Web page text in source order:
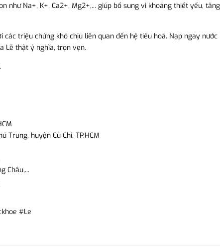
như Na+, K+, Ca2+, Mg2+,... giúp bổ sung vi khoáng thiết yếu,
triệu chứng khó chịu liên quan đến hệ tiêu hoá. Nạp ngay nước
Lễ thật ý nghĩa, trọn vẹn.
Trung, huyện Củ Chi, TP.HCM
Châu,...
#Le